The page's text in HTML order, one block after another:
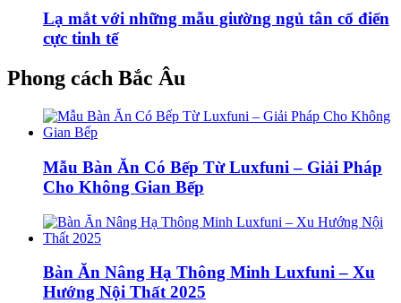
Lạ mắt với những mẫu giường ngủ tân cổ điển
cực tinh tế
Phong cách Bắc Âu
Mẫu Bàn Ăn Có Bếp Từ Luxfuni – Giải Pháp
Cho Không Gian Bếp
Bàn Ăn Nâng Hạ Thông Minh Luxfuni – Xu
Hướng Nội Thất 2025